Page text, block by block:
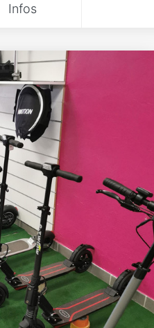
Infos